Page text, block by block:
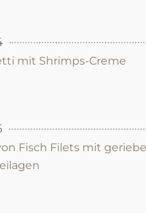
mit Shrimps-Creme
Fisch Filets mit